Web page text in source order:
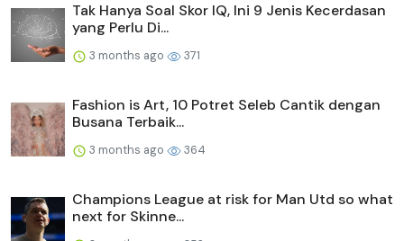
Tak Hanya Soal Skor IQ, Ini 9 Jenis Kecerdasan
yang Perlu Di...
3 months ago 371
Fashion is Art, 10 Potret Seleb Cantik dengan
Busana Terbaik...
3 months ago 364
Champions League at risk for Man Utd so what
next for Skinne...